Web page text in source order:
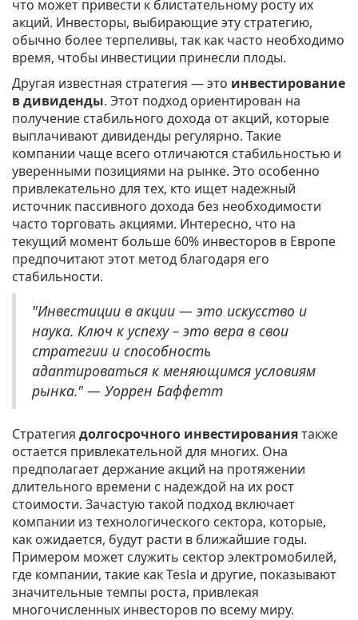
что может привести к блистательному росту их
акций. Инвесторы, выбирающие эту стратегию,
обычно более терпеливы, так как часто необходимо
время, чтобы инвестиции принесли плоды.
Другая известная стратегия — это инвестирование
в дивиденды. Этот подход ориентирован на
получение стабильного дохода от акций, которые
выплачивают дивиденды регулярно. Такие
компании чаще всего отличаются стабильностью и
уверенными позициями на рынке. Это особенно
привлекательно для тех, кто ищет надежный
источник пассивного дохода без необходимости
часто торговать акциями. Интересно, что на
текущий момент больше 60% инвесторов в Европе
предпочитают этот метод благодаря его
стабильности.
"Инвестиции в акции — это искусство и
наука. Ключ к успеху – это вера в свои
стратегии и способность
адаптироваться к меняющимся условиям
рынка." — Уоррен Баффетт
Стратегия долгосрочного инвестированиятакже
остается привлекательной для многих. Она
предполагает держание акций на протяжении
длительного времени с надеждой на их рост
стоимости. Зачастую такой подход включает
компании из технологического сектора, которые,
как ожидается, будут расти в ближайшие годы.
Примером может служить сектор электромобилей,
где компании, такие как Tesla и другие, показывают
значительные темпы роста, привлекая
многочисленных инвесторов по всему миру.